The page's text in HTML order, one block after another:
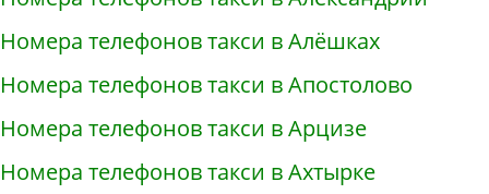
Номера телефонов такси в Алёшках
Номера телефонов такси в Апостолово
Номера телефонов такси в Арцизе
Номера телефонов такси в Ахтырке